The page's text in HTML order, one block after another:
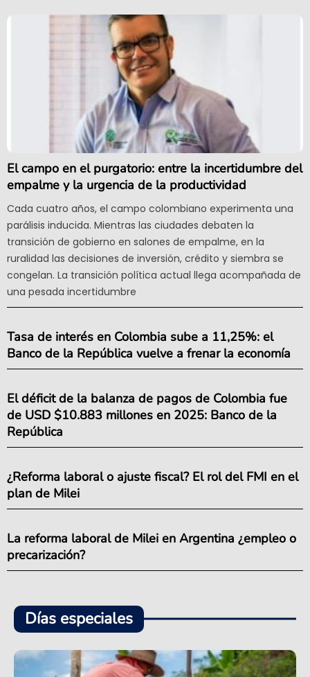
El campo en el purgatorio: entre la incertidumbre del
empalme y la urgencia de la productividad
Cada cuatro años, el campo colombiano experimenta una
parálisis inducida. Mientras las ciudades debaten la
transición de gobierno en salones de empalme, en la
ruralidad las decisiones de inversión, crédito y siembra se
congelan. La transición política actual llega acompañada de
una pesada incertidumbre
Tasa de interés en Colombia sube a 11,25%: el
Banco de la República vuelve a frenar la economía
El déficit de la balanza de pagos de Colombia fue
de USD $10.883 millones en 2025: Banco de la
República
¿Reforma laboral o ajuste fiscal? El rol del FMI en el
plan de Milei
La reforma laboral de Milei en Argentina ¿empleo o
precarización?
Días especiales